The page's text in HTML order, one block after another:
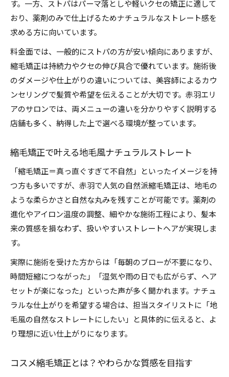
す。一方、ストパはパーマ落としや軽いクセの矯正に適して
おり、薬剤のみで仕上げるためナチュラルなストレート感を
求める方に向いています。
料金面では、一般的にストパの方が安い傾向にありますが、
縮毛矯正は持続力やクセの伸び具合で優れています。施術後
のダメージや仕上がりの違いについては、美容師によるカウ
ンセリングで髪質や希望を伝えることが大切です。赤羽エリ
アのサロンでは、両メニューの違いを分かりやすく説明する
店舗も多く、納得した上で選べる環境が整っています。
縮毛矯正で叶える地毛風ナチュラルストレート
「縮毛矯正＝真っ直ぐすぎて不自然」といったイメージを持
つ方も多いですが、赤羽で人気の自然派縮毛矯正は、地毛の
ような柔らかさと自然な丸みを残すことが可能です。薬剤の
進化やアイロン温度の調整、細やかな施術工程により、髪本
来の質感を損なわず、扱いやすいストレートヘアが実現しま
す。
実際に施術を受けた方からは「毎朝のブローが不要になり、
時間短縮につながった」「湿気や雨の日でも広がらず、ヘア
セットが楽になった」といった声が多く聞かれます。ナチュ
ラルな仕上がりを希望する場合は、担当スタイリストに「地
毛風の自然なストレートにしたい」と具体的に伝えると、よ
り理想に近い仕上がりになります。
コスメ縮毛矯正とは？やわらかな質感を目指す